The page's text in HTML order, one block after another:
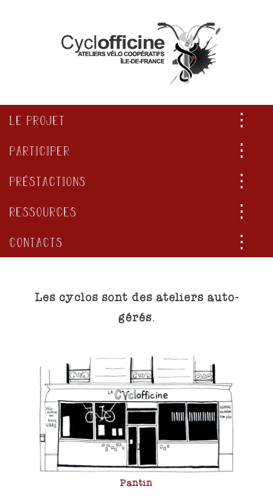
LE PROJET
PARTICIPER
PRÉSTACTIONS
RESSOURCES
CONTACTS
Les cyclos sont des ateliers auto-
gérés.
Pantin